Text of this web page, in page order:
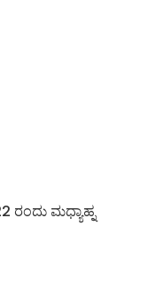
ರಂದು ಮಧ್ಯಾಹ್ನ